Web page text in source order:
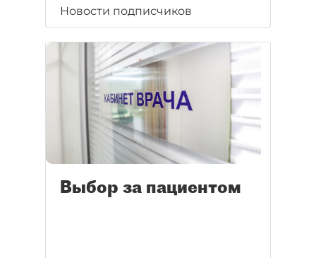
Новости подписчиков
Выбор за пациентом